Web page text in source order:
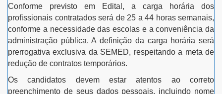
Conforme previsto em Edital, a carga horária dos
profissionais contratados será de 25 a 44 horas semanais,
conforme a necessidade das escolas e a conveniência da
administração pública. A definição da carga horária será
prerrogativa exclusiva da SEMED, respeitando a meta de
redução de contratos temporários.
Os candidatos devem estar atentos ao correto
preenchimento de seus dados pessoais, incluindo nome